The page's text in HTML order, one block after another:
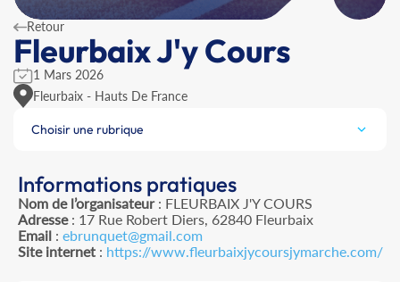
Retour
Fleurbaix J'y Cours
1 Mars 2026
Fleurbaix - Hauts De France
Choisir une rubrique
Informations pratiques
Nom de l’organisateur: FLEURBAIX J'Y COURS
Adresse: 17 Rue Robert Diers, 62840 Fleurbaix
Email: ebrunquet@gmail.com
Site internet: https://www.fleurbaixjycoursjymarche.com/